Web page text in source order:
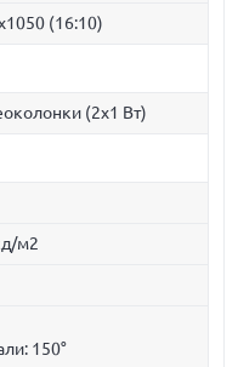
(16:10)
(2x1 Вт)
м2
150°